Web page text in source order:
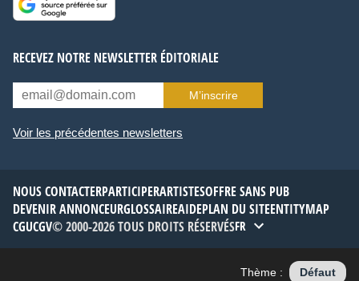
RECEVEZ NOTRE NEWSLETTER ÉDITORIALE
M’inscrire
Voir les précédentes newsletters
NOUS CONTACTERPARTICIPERARTISTESOFFRE SANS PUB
DEVENIR ANNONCEURGLOSSAIREAIDEPLAN DU SITEENTITYMAP
CGUCGV© 2000-2026 TOUS DROITS RÉSERVÉSFR
Thème : Défaut